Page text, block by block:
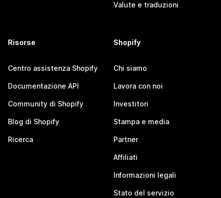
Valute e traduzioni
Risorse
Centro assistenza Shopify
Documentazione API
Community di Shopify
Blog di Shopify
Ricerca
Shopify
Chi siamo
Lavora con noi
Investitori
Stampa e media
Partner
Affiliati
Informazioni legali
Stato del servizio